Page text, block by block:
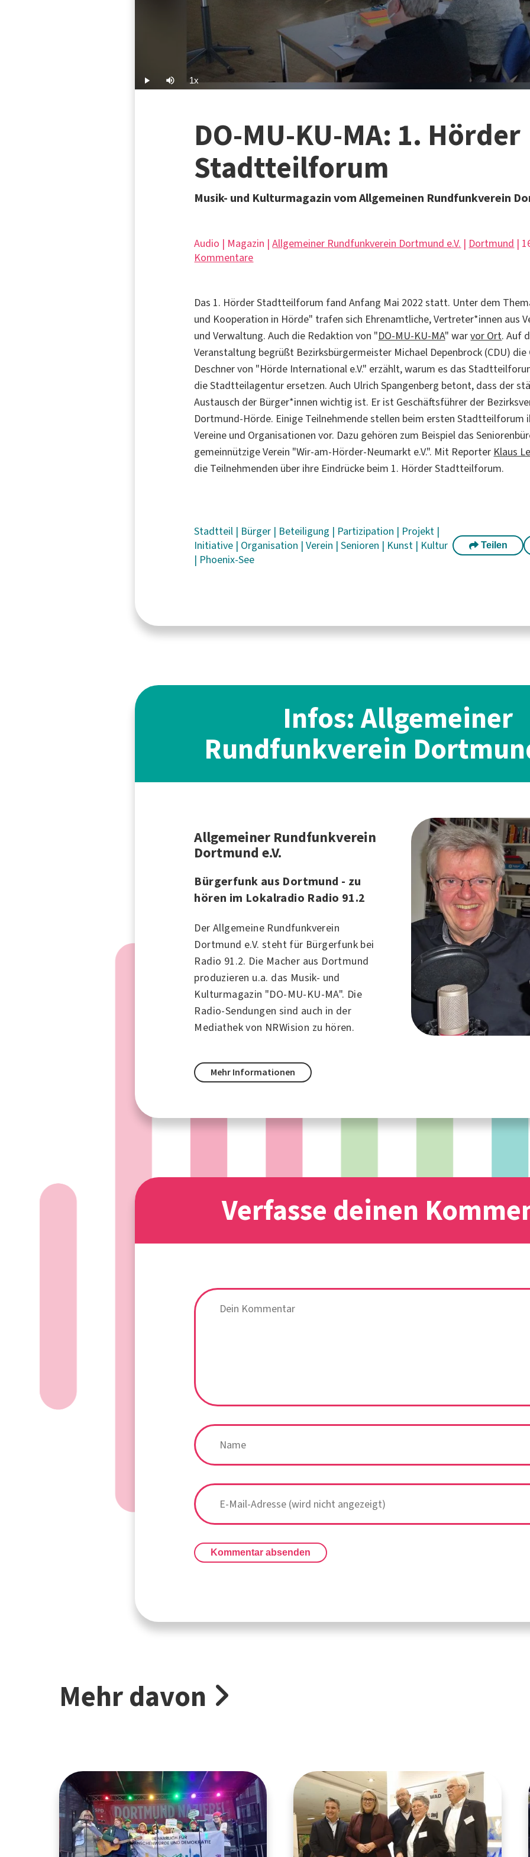
Play Mute 1xPlayback
Rate
DO-MU-KU-MA: 1. Hörder
Stadtteilforum
Musik- und Kulturmagazin vom Allgemeinen Rundfunkverein
Audio | Magazin |Allgemeiner Rundfunkverein Dortmund e.V. | Dortmund |
Kommentare
Das 1. Hörder Stadtteilforum fand Anfang Mai 2022 statt. Unter dem
und Kooperation in Hörde" trafen sich Ehrenamtliche, Vertreter*innen aus
und Verwaltung. Auch die Redaktion von "DO-MU-KU-MA" warvor Ort. Auf
Veranstaltung begrüßt Bezirksbürgermeister Michael Depenbrock (CDU) die
Deschner von "Hörde International e.V." erzählt, warum es das
die Stadtteilagentur ersetzen. Auch Ulrich Spangenberg betont, dass der
Austausch der Bürger*innen wichtig ist. Er ist Geschäftsführer der
Dortmund-Hörde. Einige Teilnehmende stellen beim ersten Stadtteilforum
Vereine und Organisationen vor. Dazu gehören zum Beispiel das
gemeinnützige Verein "Wir-am-Hörder-Neumarkt e.V.". Mit Reporter Klaus
die Teilnehmenden über ihre Eindrücke beim 1. Hörder Stadtteilforum.
Stadtteil | Bürger | Beteiligung | Partizipation | Projekt |
Initiative | Organisation |Verein |Senioren | Kunst | Kultur
| Phoenix-See
Teilen
Infos: Allgemeiner
Rundfunkverein
Allgemeiner Rundfunkverein
Dortmund e.V.
Bürgerfunk aus Dortmund - zu
hören im Lokalradio Radio 91.2
Der Allgemeine Rundfunkverein
Dortmund e.V. steht für Bürgerfunk bei
Radio 91.2. Die Macher aus Dortmund
produzieren u.a. das Musik- und
Kulturmagazin "DO-MU-KU-MA". Die
Radio-Sendungen sind auch in der
Mediathek von NRWision zu hören.
Mehr Informationen
Verfasse deinen
Kommentar absenden
Mehr davon